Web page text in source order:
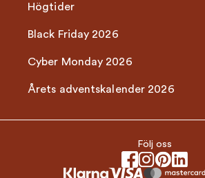
Högtider
Black Friday 2026
Cyber Monday 2026
Årets adventskalender 2026
Följ oss